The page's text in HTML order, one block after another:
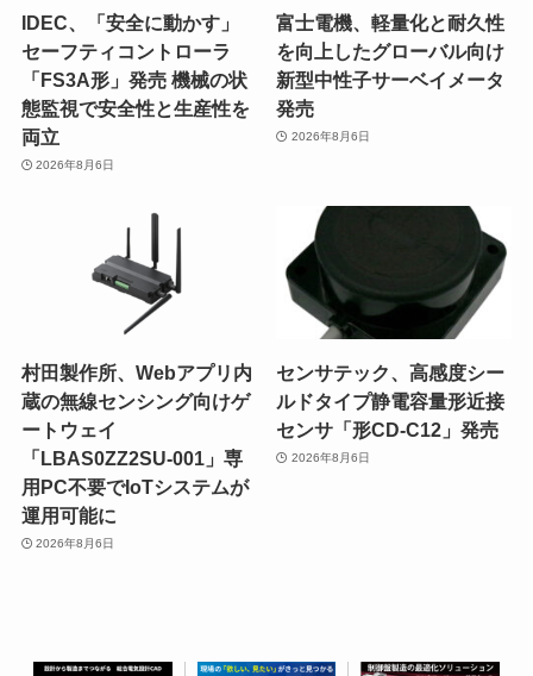
IDEC、「安全に動かす」
セーフティコントローラ
「FS3A形」発売 機械の状
態監視で安全性と生産性を
両立
2026年8月6日
富士電機、軽量化と耐久性
を向上したグローバル向け
新型中性子サーベイメータ
発売
2026年8月6日
村田製作所、Webアプリ内
蔵の無線センシング向けゲ
ートウェイ
「LBAS0ZZ2SU-001」専
用PC不要でIoTシステムが
運用可能に
2026年8月6日
センサテック、高感度シー
ルドタイプ静電容量形近接
センサ「形CD-C12」発売
2026年8月6日